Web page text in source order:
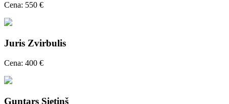
Cena: 550 €
Juris Zvirbulis
Cena: 400 €
Guntars Sietiņš